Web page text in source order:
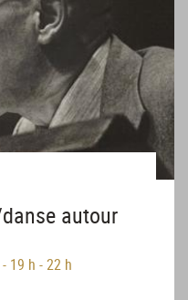
autour
- 19 h - 22 h